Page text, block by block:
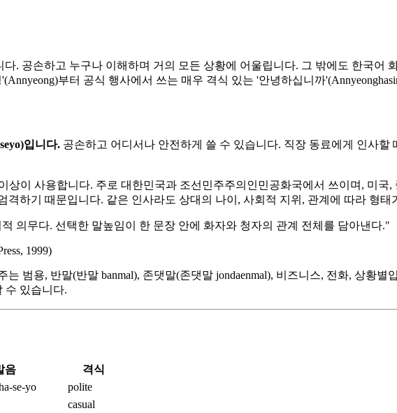
. 공손하고 누구나 이해하며 거의 모든 상황에 어울립니다. 그 밖에도 한국어
부터 공식 행사에서 쓰는 매우 격식 있는 '안녕하십니까
입니다. 공손하고 어디서나 안전하게 쓸 수 있습니다. 직장 동료에게 인사할
상이 사용합니다. 주로 대한민국과 조선민주주의인민공화국에서 쓰이며, 미국
하기 때문입니다. 같은 인사라도 상대의 나이, 사회적 지위, 관계에 따라 형태
의무다. 선택한 말높임이 한 문장 안에 화자와 청자의 관계 전체를 담아낸다."
1999)
범용, 반말(반말 banmal), 존댓말(존댓말 jondaenmal), 비즈니스, 전화, 상황별
수 있습니다.
음
격식
se-yo
polite
casual